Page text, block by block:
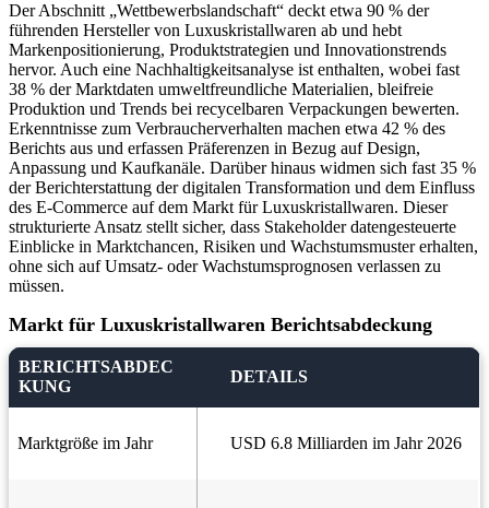
Der Abschnitt „Wettbewerbslandschaft“ deckt etwa 90 % der
führenden Hersteller von Luxuskristallwaren ab und hebt
Markenpositionierung, Produktstrategien und Innovationstrends
hervor. Auch eine Nachhaltigkeitsanalyse ist enthalten, wobei fast
38 % der Marktdaten umweltfreundliche Materialien, bleifreie
Produktion und Trends bei recycelbaren Verpackungen bewerten.
Erkenntnisse zum Verbraucherverhalten machen etwa 42 % des
Berichts aus und erfassen Präferenzen in Bezug auf Design,
Anpassung und Kaufkanäle. Darüber hinaus widmen sich fast 35 %
der Berichterstattung der digitalen Transformation und dem Einfluss
des E-Commerce auf dem Markt für Luxuskristallwaren. Dieser
strukturierte Ansatz stellt sicher, dass Stakeholder datengesteuerte
Einblicke in Marktchancen, Risiken und Wachstumsmuster erhalten,
ohne sich auf Umsatz- oder Wachstumsprognosen verlassen zu
müssen.
Markt für Luxuskristallwaren Berichtsabdeckung
BERICHTSABDEC
KUNG
DETAILS
Marktgröße im Jahr USD 6.8 Milliarden im Jahr 2026